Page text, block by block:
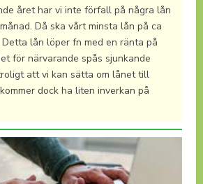
året har vi inte förfall på några lån
Då ska vårt minsta lån på ca
Detta lån löper fn med en ränta på
för närvarande spås sjunkande
att vi kan sätta om lånet till
dock ha liten inverkan på